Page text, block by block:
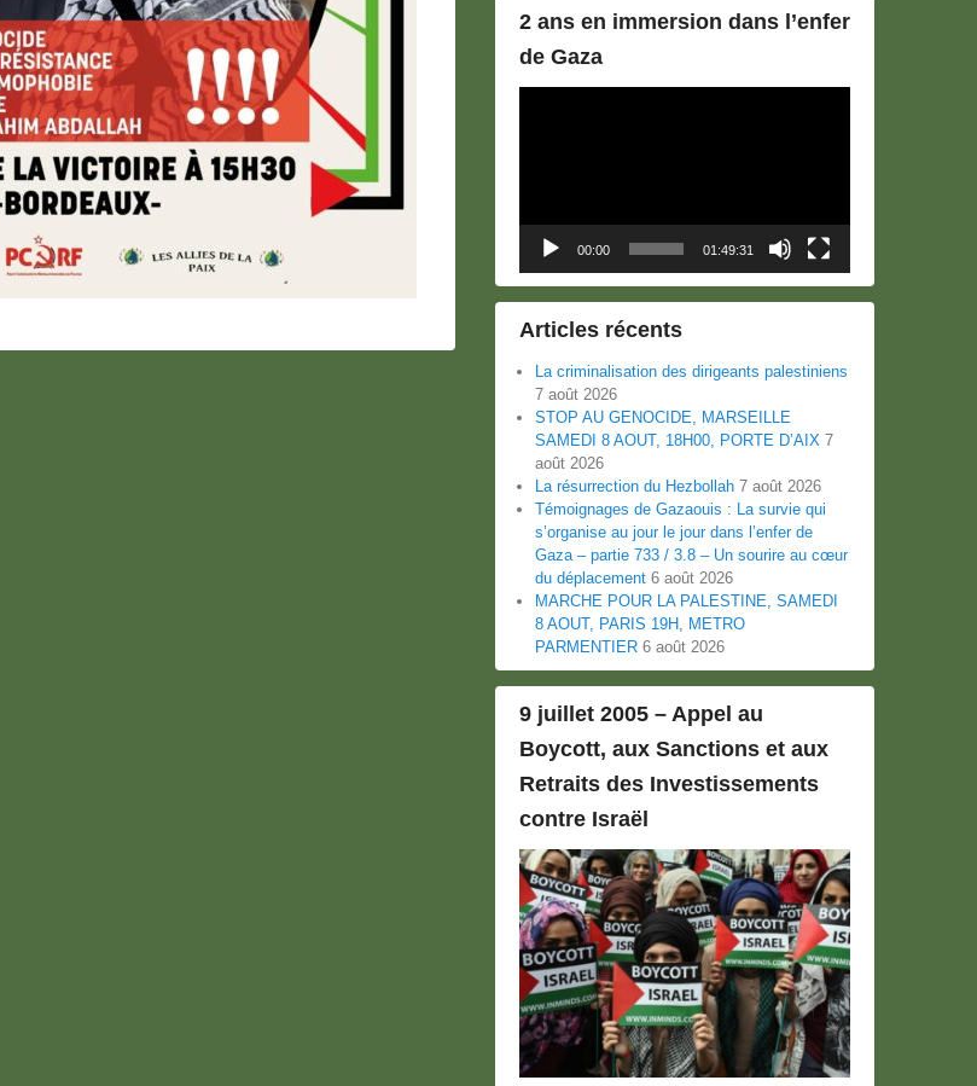
2 ans en immersion dans l’enfer
de Gaza
00:00 01:49:31
Articles récents
La criminalisation des dirigeants palestiniens
7 août 2026
STOP AU GENOCIDE, MARSEILLE
SAMEDI 8 AOUT, 18H00, PORTE D’AIX 7
août 2026
La résurrection du Hezbollah 7 août 2026
Témoignages de Gazaouis : La survie qui
s’organise au jour le jour dans l’enfer de
Gaza – partie 733 / 3.8 – Un sourire au cœur
du déplacement 6 août 2026
MARCHE POUR LA PALESTINE, SAMEDI
8 AOUT, PARIS 19H, METRO
PARMENTIER 6 août 2026
9 juillet 2005 – Appel au
Boycott, aux Sanctions et aux
Retraits des Investissements
contre Israël